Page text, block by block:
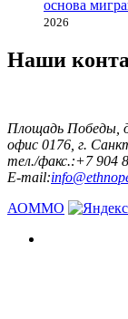
основа
2026
Наши
Площадь Победы,
офис 0176, г.
тел./факс.:+7 904
E-mail:
АОММО